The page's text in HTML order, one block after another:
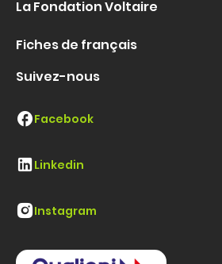
La Fondation Voltaire
Fiches de français
Suivez-nous
Facebook
Linkedin
Instagram